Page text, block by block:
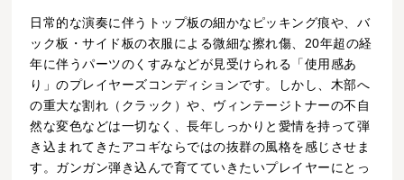
日常的な演奏に伴うトップ板の細かなピッキング痕や、バ
ック板・サイド板の衣服による微細な擦れ傷、20年超の経
年に伴うパーツのくすみなどが見受けられる「使用感あ
り」のプレイヤーズコンディションです。しかし、木部へ
の重大な割れ（クラック）や、ヴィンテージトナーの不自
然な変色などは一切なく、長年しっかりと愛情を持って弾
き込まれてきたアコギならではの抜群の風格を感じさせま
す。ガンガン弾き込んで育てていきたいプレイヤーにとっ